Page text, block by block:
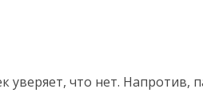
уверяет, что нет. Напротив,